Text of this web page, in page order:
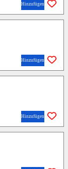
Hinzufügen
Hinzufügen
Hinzufügen